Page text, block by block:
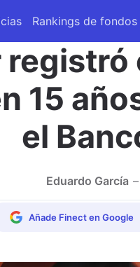
Rankings de fondos
15
el
Eduardo García
Añade Finect en Google